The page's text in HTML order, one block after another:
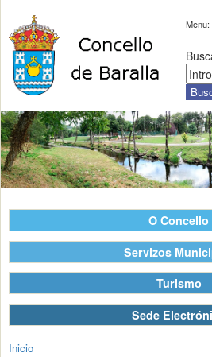
Menu:
O Concello
Servizos
Turismo
Sede
Inicio